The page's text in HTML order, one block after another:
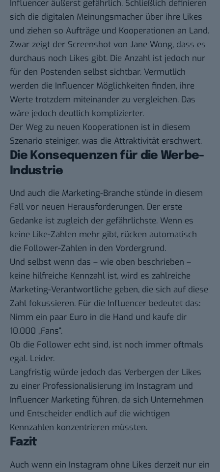
Influencer äußerst gefährlich. Schließlich definieren
sich die digitalen Meinungsmacher über ihre Likes
und ziehen so Aufträge und Kooperationen an Land.
Zwar zeigt der Screenshot von Jane Wong, dass es
durchaus noch Likes gibt. Die Anzahl ist jedoch nur
für den Postenden selbst sichtbar. Vermutlich
werden die Influencer Möglichkeiten finden, ihre
Werte trotzdem miteinander zu vergleichen. Das
wäre jedoch deutlich komplizierter.
Der Weg zu neuen Kooperationen ist in diesem
Szenario steiniger, was die Attraktivität erschwert.
Die Konsequenzen für die Werbe-
Industrie
Und auch die Marketing-Branche stünde in diesem
Fall vor neuen Herausforderungen. Der erste
Gedanke ist zugleich der gefährlichste. Wenn es
keine Like-Zahlen mehr gibt, rücken automatisch
die Follower-Zahlen in den Vordergrund.
Und selbst wenn das – wie oben beschrieben –
keine hilfreiche Kennzahl ist, wird es zahlreiche
Marketing-Verantwortliche geben, die sich auf diese
Zahl fokussieren. Für die Influencer bedeutet das:
Nimm ein paar Euro in die Hand und kaufe dir
10.000 „Fans“.
Ob die Follower echt sind, ist noch immer oftmals
egal. Leider.
Langfristig würde jedoch das Verbergen der Likes
zu einer Professionalisierung im Instagram und
Influencer Marketing führen, da sich Unternehmen
und Entscheider endlich auf die wichtigen
Kennzahlen konzentrieren müssten.
Fazit
Auch wenn ein Instagram ohne Likes derzeit nur ein